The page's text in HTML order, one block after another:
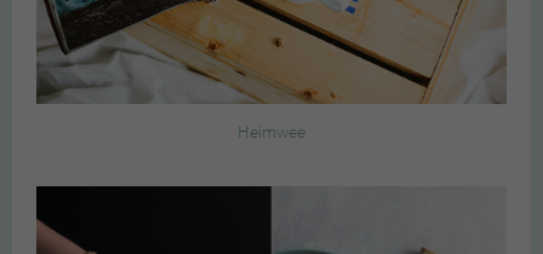
Heimwee